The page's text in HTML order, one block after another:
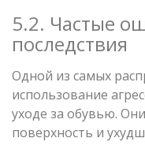
5.2. Частые
последствия
Одной из самых
использование
уходе за обувью.
поверхность и